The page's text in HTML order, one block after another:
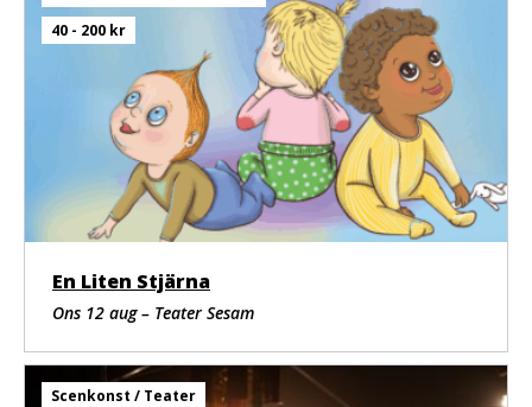
40 - 200 kr
En Liten Stjärna
Ons 12 aug – Teater Sesam
Scenkonst / Teater